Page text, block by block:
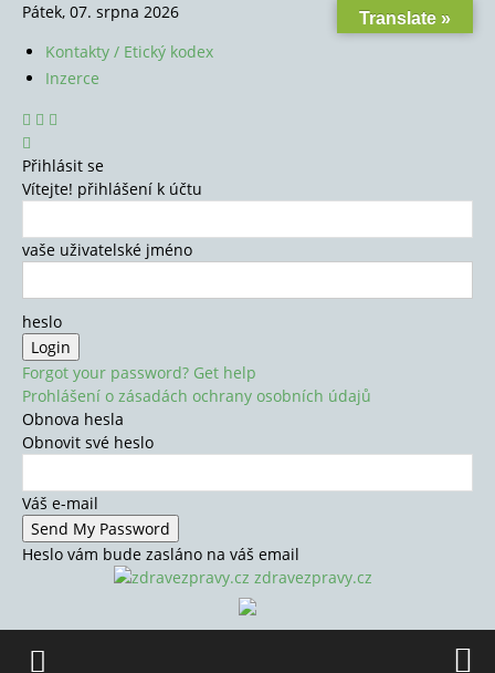
Pátek, 07. srpna 2026
Kontakty / Etický kodex
Inzerce
Přihlásit se
Vítejte! přihlášení k účtu
vaše uživatelské jméno
heslo
Forgot your password? Get help
Prohlášení o zásadách ochrany osobních údajů
Obnova hesla
Obnovit své heslo
Váš e-mail
Heslo vám bude zasláno na váš email
zdravezpravy.cz
Translate »